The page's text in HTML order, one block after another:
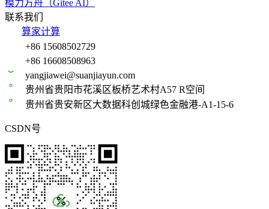
模力方舟（Gitee AI）
联系我们
算家计算
+86 15608502729
+86 16608508963
yangjiawei@suanjiayun.com
贵州省贵阳市花溪区板桥艺术村A57 R空间
贵州省贵安新区大数据科创城绿色金融港-A1-15-6
CSDN号